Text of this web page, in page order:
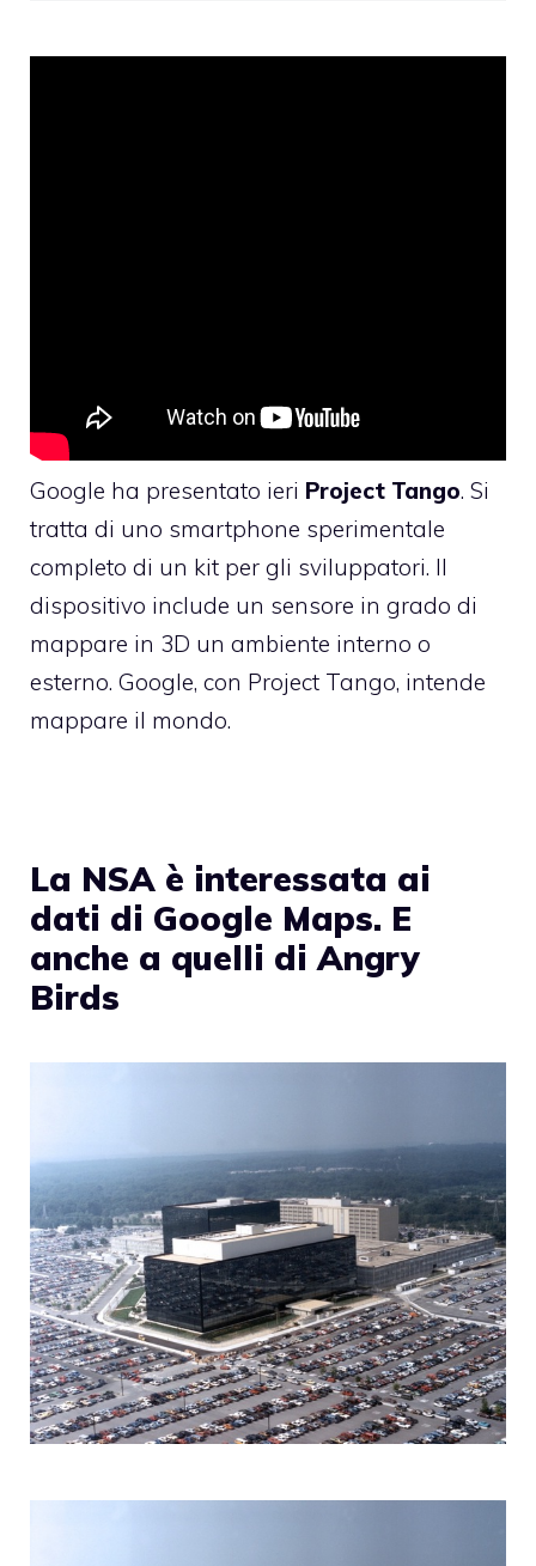
Google ha presentato ieri Project Tango. Si
tratta di uno smartphone sperimentale
completo di un kit per gli sviluppatori. Il
dispositivo include un sensore in grado di
mappare in 3D un ambiente interno o
esterno. Google, con Project Tango, intende
mappare il mondo.
La NSA è interessata ai
dati di Google Maps. E
anche a quelli di Angry
Birds